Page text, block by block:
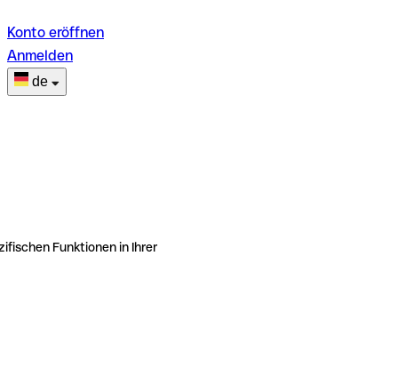
Konto eröffnen
Anmelden
de
Funktionen in Ihrer